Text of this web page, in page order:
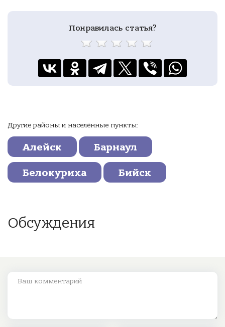
Понравилась статья?
Другие районы и населённые пункты:
Алейск Барнаул
Белокуриха Бийск
Обсуждения